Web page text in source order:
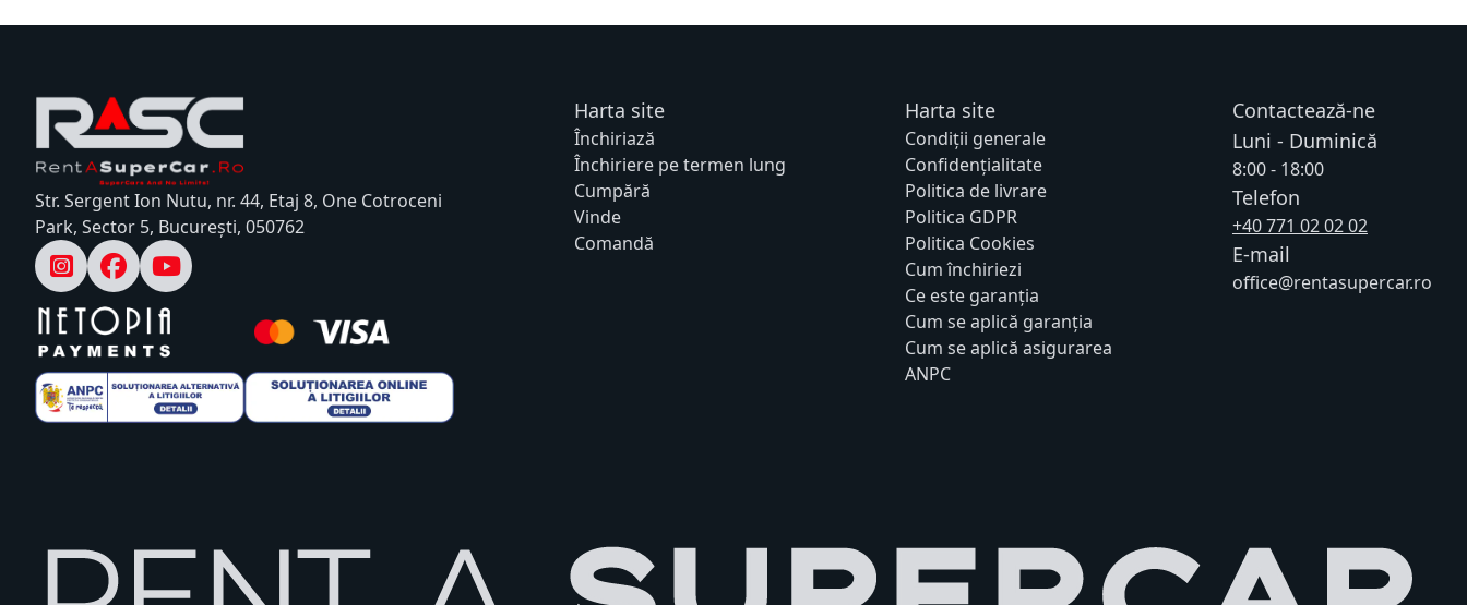
Str. Sergent Ion Nutu, nr. 44, Etaj 8, One Cotroceni
Park, Sector 5, București, 050762
Harta site
Închiriază
Închiriere pe termen lung
Cumpără
Vinde
Comandă
Harta site
Condiții generale
Confidențialitate
Politica de livrare
Politica GDPR
Politica Cookies
Cum închiriezi
Ce este garanția
Cum se aplică garanția
Cum se aplică asigurarea
ANPC
Contactează-ne
Luni - Duminică
8:00 - 18:00
Telefon
+40 771 02 02 02
E-mail
office@rentasupercar.ro